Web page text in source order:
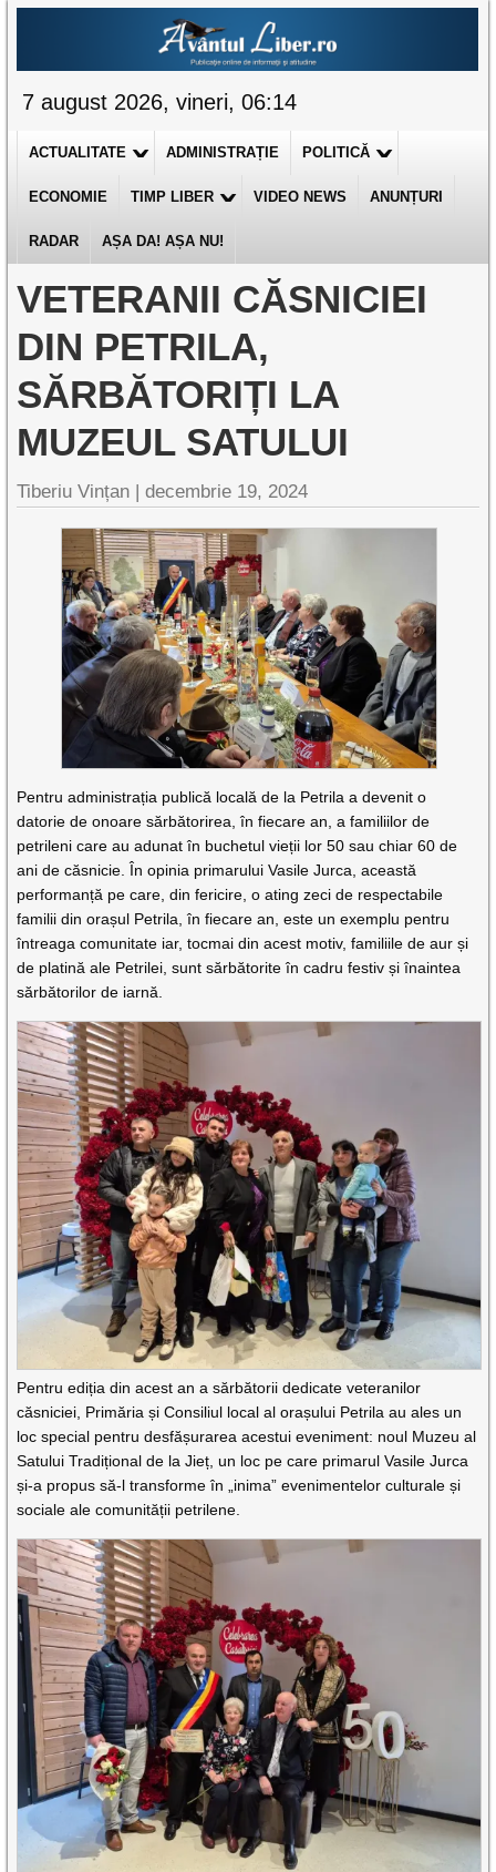
7 august 2026, vineri, 06:14
ACTUALITATE ADMINISTRAȚIE POLITICĂ
ECONOMIE TIMP LIBER VIDEO NEWS ANUNȚURI
RADAR AȘA DA! AȘA NU!
VETERANII CĂSNICIEI
DIN PETRILA,
SĂRBĂTORIȚI LA
MUZEUL SATULUI
Tiberiu Vințan |decembrie 19, 2024
Pentru administrația publică locală de la Petrila a devenit o
datorie de onoare sărbătorirea, în fiecare an, a familiilor de
petrileni care au adunat în buchetul vieții lor 50 sau chiar 60 de
ani de căsnicie. În opinia primarului Vasile Jurca, această
performanță pe care, din fericire, o ating zeci de respectabile
familii din orașul Petrila, în fiecare an, este un exemplu pentru
întreaga comunitate iar, tocmai din acest motiv, familiile de aur și
de platină ale Petrilei, sunt sărbătorite în cadru festiv și înaintea
sărbătorilor de iarnă.
Pentru ediția din acest an a sărbătorii dedicate veteranilor
căsniciei, Primăria și Consiliul local al orașului Petrila au ales un
loc special pentru desfășurarea acestui eveniment: noul Muzeu al
Satului Tradițional de la Jieț, un loc pe care primarul Vasile Jurca
și-a propus să-l transforme în „inima” evenimentelor culturale și
sociale ale comunității petrilene.